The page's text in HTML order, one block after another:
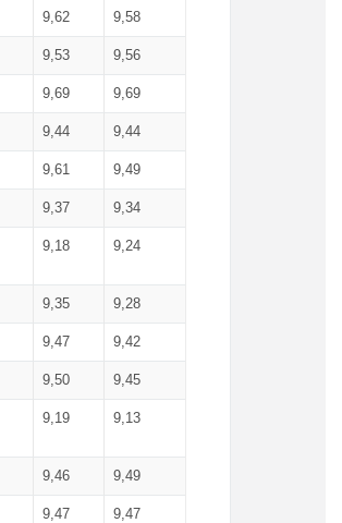
9,62 9,58
9,53 9,56
9,69 9,69
9,44 9,44
9,61 9,49
9,37 9,34
9,18 9,24
9,35 9,28
9,47 9,42
9,50 9,45
9,19 9,13
9,46 9,49
9,47 9,47